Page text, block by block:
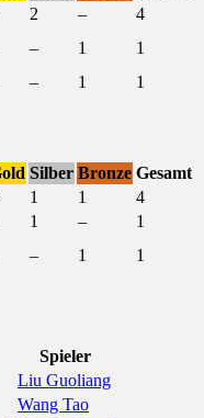
2 –
4
– 1
1
– 1 1
Silber Bronze Gesamt
1 1
4
1 –
1
– 1 1
Spieler
Liu Guoliang
Wang Tao